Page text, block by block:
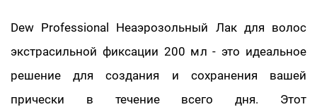
Dew Professional Неаэрозольный Лак для волос
экстрасильной фиксации 200 мл - это идеальное
решение для создания и сохранения вашей
прически в течение всего дня. Этот